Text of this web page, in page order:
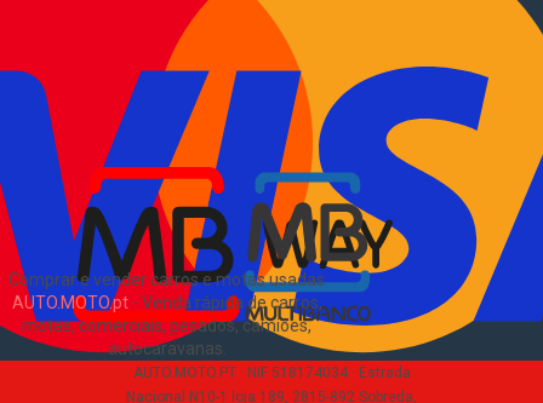
Comprar e vender carros e motas usadas
AUTO.MOTO.pt- Venda rápida de carros,
motas, comerciais, pesados, camiões,
autocaravanas
Como comprar e vender
Pacotes de anúncios
Verificar VIN e matrícula
Sitemap
EN
Sobre Nós
AUTO.MOTO.PT · NIF 518174034 · Estrada
Nacional N10-1 loja 189, 2815-892 Sobreda,